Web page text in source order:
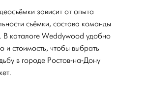
зависит от опыта
съёмки, состава команды
каталоге Weddywood удобно
и стоимость, чтобы выбрать
в городе Ростов-на-Дону